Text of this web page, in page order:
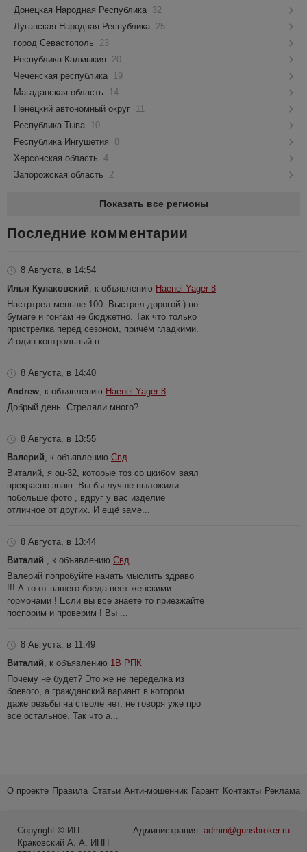
Донецкая Народная Республика 32
Луганская Народная Республика 25
город Севастополь
23
Республика Калмыкия
20
Чеченская республика 19
Магаданская область
14
Ненецкий автономный округ 11
Республика Тыва 10
Республика Ингушетия
8
Херсонская область 4
Запорожская область
2
Показать все регионы
Последние комментарии
8 Августа, в 14:54
Илья Кулаковский , к объявлению Haenel Yager 8
Настртрел меньше 100. Выстрел дорогой:) по
бумаге и гонгам не бюджетно. Так что только
пристрелка перед сезоном, причём гладкими.
И один контрольный н...
8 Августа, в 14:40
Andrew , к объявлению Haenel Yager 8
Добрый день. Стреляли много?
8 Августа, в 13:55
Валерий , к объявлению Свд
Виталий, я оц-32, которые тоз со цкибом ваял
прекрасно знаю. Вы бы лучше выложили
побольше фото , вдруг у вас изделие
отличное от других. И ещё заме...
8 Августа, в 13:44
Виталий
, к объявлению Свд
Валерий попробуйте начать мыслить здраво
!!! А то от вашего бреда веет женскими
гормонами ! Если вы все знаете то приезжайте
поспорим и проверим ! Вы ...
8 Августа, в 11:49
Виталий , к объявлению 1В РПК
Почему не будет? Это же не переделка из
боевого, а гражданский вариант в котором
даже резьбы на стволе нет, не говоря уже про
все остальное. Так что а...
О проекте Правила Статьи Анти-мошенник Гарант Контакты Реклама
Администрация: admin@gunsbroker.ru
Copyright © ИП
Краковский А. А. ИНН